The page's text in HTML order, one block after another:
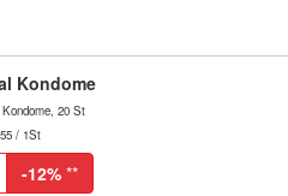
Kondome
20 St
/ 1St
-12% **